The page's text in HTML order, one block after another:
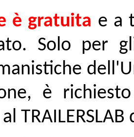
è gratuita e a
Solo per
è